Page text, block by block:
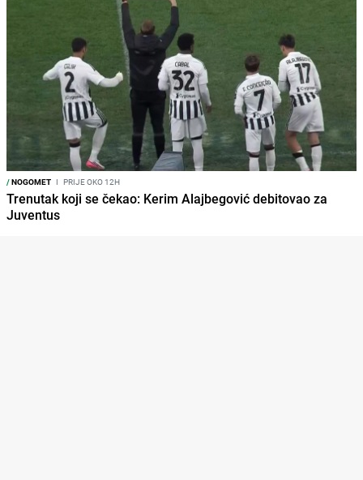
/NOGOMET I PRIJE OKO 12H
Trenutak koji se čekao: Kerim Alajbegović debitovao za
Juventus